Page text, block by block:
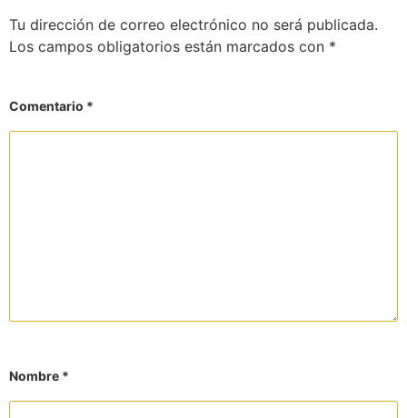
Tu dirección de correo electrónico no será publicada.
Los campos obligatorios están marcados con *
Comentario *
Nombre *